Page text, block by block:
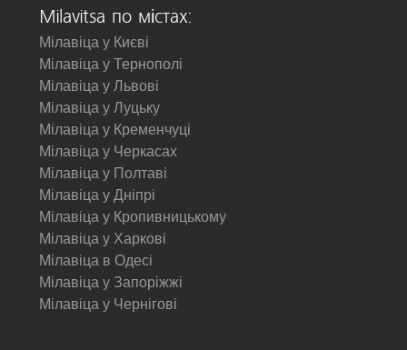
Milavitsa по містах:
Мілавіца у Києві
Мілавіца у Тернополі
Мілавіца у Львові
Мілавіца у Луцьку
Мілавіца у Кременчуці
Мілавіца у Черкасах
Мілавіца у Полтаві
Мілавіца у Дніпрі
Мілавіца у Кропивницькому
Мілавіца у Харкові
Мілавіца в Одесі
Мілавіца у Запоріжжі
Мілавіца у Чернігові